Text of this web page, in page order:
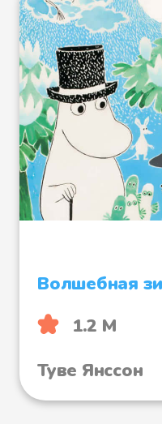
- Можно я
запищала Мю
- Сделай
Муми-мама.
Она сидела и
парусником,
забыла ли
прямо на
который
стал медленно
- Фу-фу! -
Волшебная
1.2 М
Туве Янссон